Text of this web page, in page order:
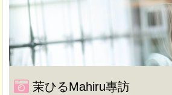
茉ひるMahiru專訪